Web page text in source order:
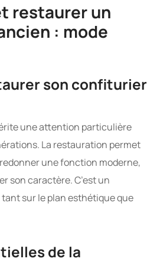
restaurer un
: mode
son confiturier
une attention particulière
La restauration permet
une fonction moderne,
son caractère. C’est un
sur le plan esthétique que
de la